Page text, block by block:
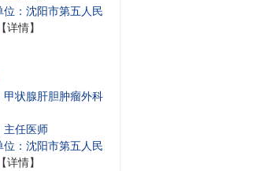
详情】
甲状腺肝胆肿瘤外科
任医师
位：沈阳市第五人民
详情】